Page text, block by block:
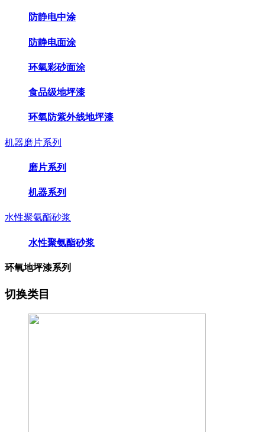
防静电中涂
防静电面涂
环氧彩砂面涂
食品级地坪漆
环氧防紫外线地坪漆
机器磨片系列
磨片系列
机器系列
水性聚氨酯砂浆
水性聚氨酯砂浆
环氧地坪漆系列
切换类目